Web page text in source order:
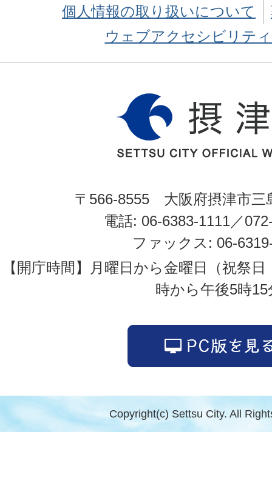
個人情報の取り扱いについて
ウェブアクセシビリテ
〒566-8555 大阪府摂津市三
電話: 06-6383-1111／
ファックス: 06-
【開庁時間】月曜日から金曜日（祝祭
時から午後5時15
Copyright(c) Settsu City. All